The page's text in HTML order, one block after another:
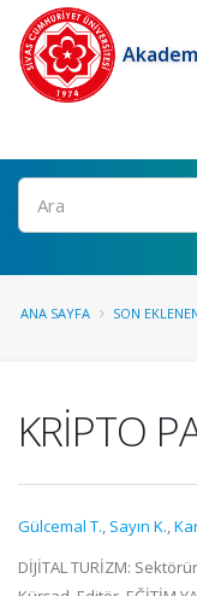
Ara
ANA SAYFA SON
KRİPTO
Gülcemal T., Sayın K.,
DİJİTAL TURİZM: